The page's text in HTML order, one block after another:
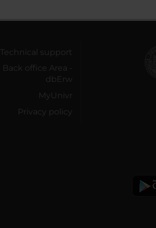
Technical support
Back office Area -
dbErw
MyUnivr
Privacy policy